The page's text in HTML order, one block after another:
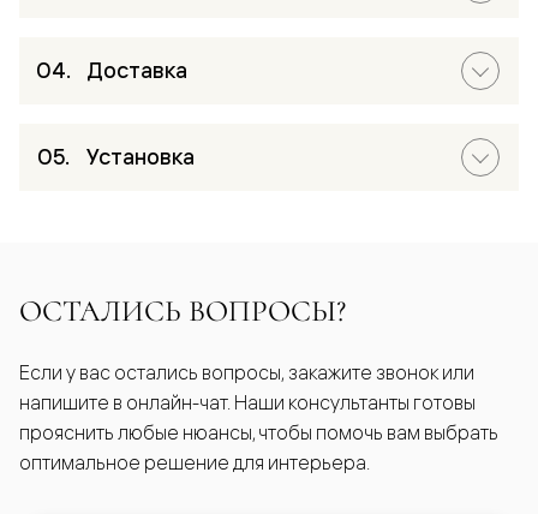
Доставка
Установка
ОСТАЛИСЬ ВОПРОСЫ?
Если у вас остались вопросы, закажите звонок или
напишите в онлайн-чат. Наши консультанты готовы
прояснить любые нюансы, чтобы помочь вам выбрать
оптимальное решение для интерьера.